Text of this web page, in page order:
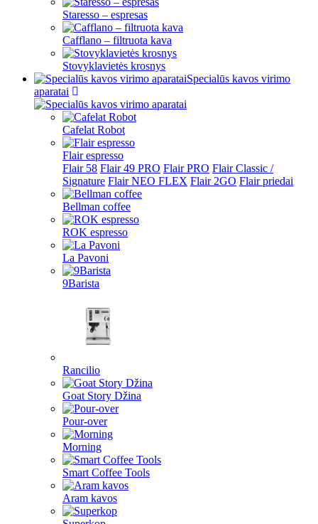
Staresso – espresas
Cafflano – filtruota kava
Stovyklavietės krosnys
Specialūs kavos virimo
aparatai
Cafelat Robot
Flair espresso
Flair 58 Flair 49 PRO Flair PRO Flair Classic /
Signature Flair NEO FLEX Flair 2GO Flair priedai
Bellman coffee
ROK espresso
La Pavoni
9Barista
Rancilio
Goat Story Džina
Pour-over
Morning
Smart Coffee Tools
Aram kavos